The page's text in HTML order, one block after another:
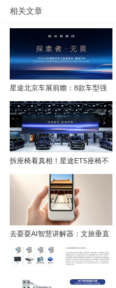
相关文章
星途北京车展前瞻：8款车型强
势集结，开启3.0性能豪华探索
新姿态
拆座椅看真相！星途ET5座椅不
只是舒适，技术藏满诚意
去耍耍AI智慧讲解器：文旅垂直
赛道的芯片级实践